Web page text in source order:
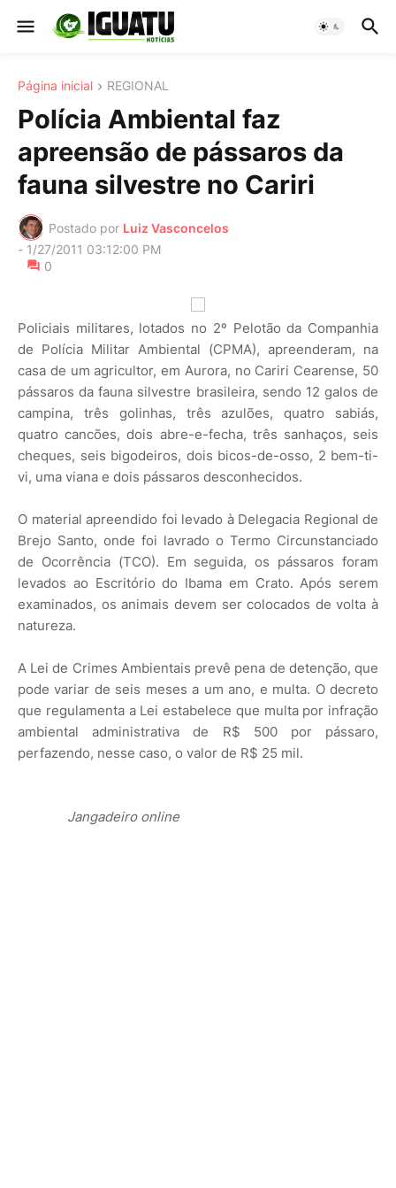
Página inicial REGIONAL
Polícia Ambiental faz
apreensão de pássaros da
fauna silvestre no Cariri
Postado por Luiz Vasconcelos
- 1/27/2011 03:12:00 PM
0
Policiais militares, lotados no 2º Pelotão da Companhia
de Polícia Militar Ambiental (CPMA), apreenderam, na
casa de um agricultor, em Aurora, no Cariri Cearense, 50
pássaros da fauna silvestre brasileira, sendo 12 galos de
campina, três golinhas, três azulões, quatro sabiás,
quatro cancões, dois abre-e-fecha, três sanhaços, seis
cheques, seis bigodeiros, dois bicos-de-osso, 2 bem-ti-
vi, uma viana e dois pássaros desconhecidos.
O material apreendido foi levado à Delegacia Regional de
Brejo Santo, onde foi lavrado o Termo Circunstanciado
de Ocorrência (TCO). Em seguida, os pássaros foram
levados ao Escritório do Ibama em Crato. Após serem
examinados, os animais devem ser colocados de volta à
natureza.
A Lei de Crimes Ambientais prevê pena de detenção, que
pode variar de seis meses a um ano, e multa. O decreto
que regulamenta a Lei estabelece que multa por infração
ambiental administrativa de R$ 500 por pássaro,
perfazendo, nesse caso, o valor de R$ 25 mil.
Jangadeiro online